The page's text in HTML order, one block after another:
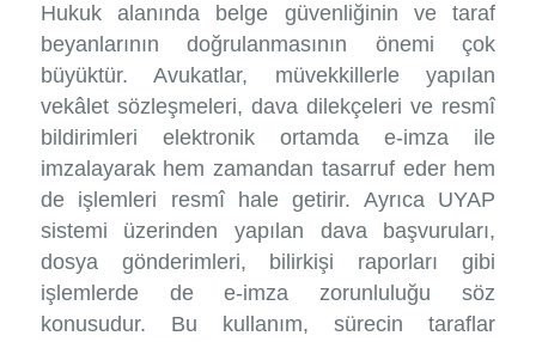
Hukuk alanında belge güvenliğinin ve taraf
beyanlarının doğrulanmasının önemi çok
büyüktür. Avukatlar, müvekkillerle yapılan
vekâlet sözleşmeleri, dava dilekçeleri ve resmî
bildirimleri elektronik ortamda e-imza ile
imzalayarak hem zamandan tasarruf eder hem
de işlemleri resmî hale getirir. Ayrıca UYAP
sistemi üzerinden yapılan dava başvuruları,
dosya gönderimleri, bilirkişi raporları gibi
işlemlerde de e-imza zorunluluğu söz
konusudur. Bu kullanım, sürecin taraflar